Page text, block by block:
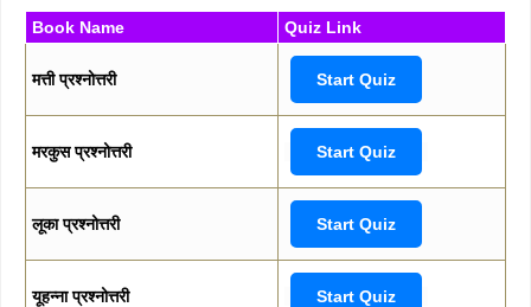
Book Name Quiz Link
मत्ती प्रश्नोत्तरी Start Quiz
मरकुस प्रश्नोत्तरी Start Quiz
लूका प्रश्नोत्तरी Start Quiz
यूहन्ना प्रश्नोत्तरी Start Quiz